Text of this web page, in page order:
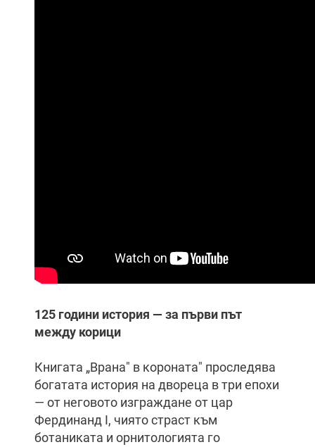
125 години история — за първи път
между корици
Книгата „Врана" в короната" проследява
богатата история на двореца в три епохи
— от неговото изграждане от цар
Фердинанд I, чиято страст към
ботаниката и орнитологията го